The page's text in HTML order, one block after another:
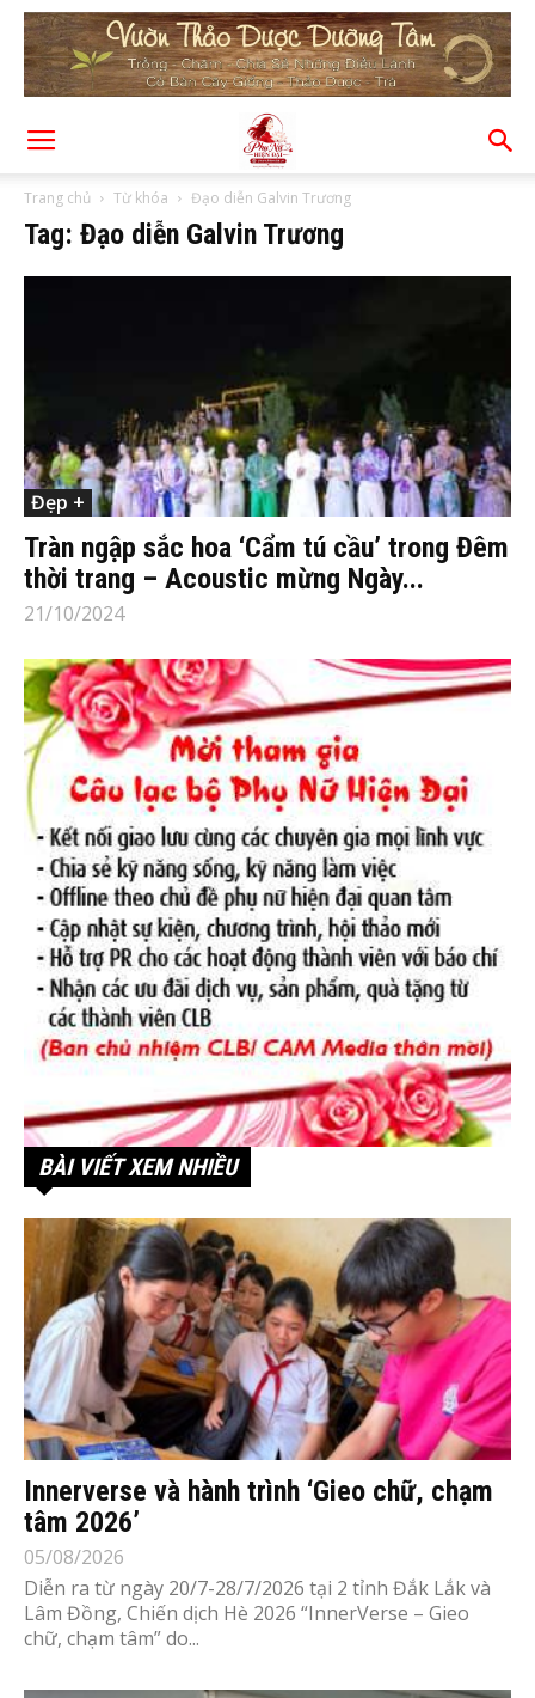
Trang chủ Từ khóa Đạo diễn Galvin Trương
Tag: Đạo diễn Galvin Trương
Đẹp +
Tràn ngập sắc hoa ‘Cẩm tú cầu’ trong Đêm
thời trang – Acoustic mừng Ngày...
21/10/2024
BÀI VIẾT XEM NHIỀU
Innerverse và hành trình ‘Gieo chữ, chạm
tâm 2026’
05/08/2026
Diễn ra từ ngày 20/7-28/7/2026 tại 2 tỉnh Đắk Lắk và
Lâm Đồng, Chiến dịch Hè 2026 “InnerVerse – Gieo
chữ, chạm tâm” do...